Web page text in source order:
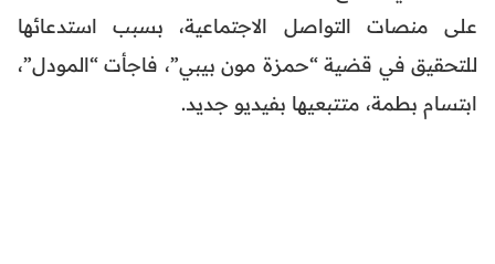
على منصات التواصل الاجتماعية، بسبب استدعائها
للتحقيق في قضية “حمزة مون بيبي”، فاجأت “المودل”،
ابتسام بطمة، متتبعيها بفيديو جديد.